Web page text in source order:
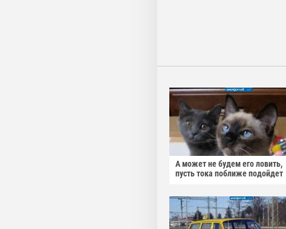
А может не будем его ловить,
пусть тока поближе подойдет